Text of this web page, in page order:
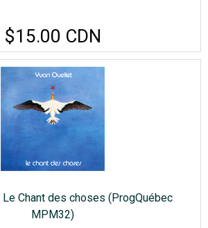
$15.00 CDN
Le Chant des choses (ProgQuébec
MPM32)